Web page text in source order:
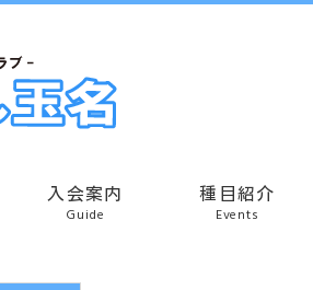
入会案内
Guide
種目紹介
Events